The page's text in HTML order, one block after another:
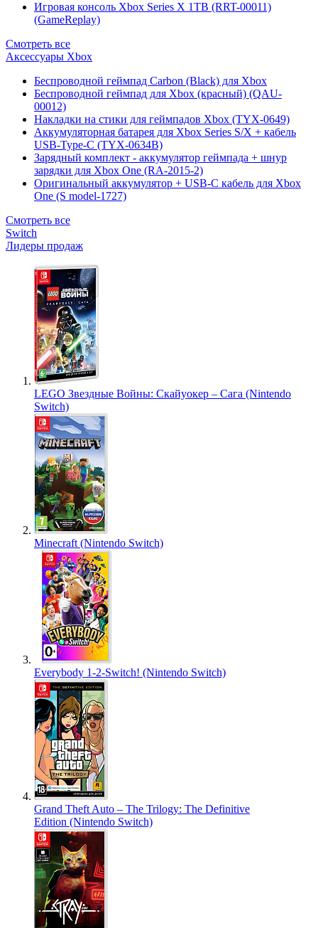
Игровая консоль Xbox Series X 1TB (RRT-00011)
(GameReplay)
Смотреть все
Аксессуары Xbox
Беспроводной геймпад Carbon (Black) для Xbox
Беспроводной геймпад для Xbox (красный) (QAU-
00012)
Накладки на стики для геймпадов Xbox (TYX-0649)
Аккумуляторная батарея для Xbox Series S/X + кабель
USB-Type-C (TYX-0634B)
Зарядный комплект - аккумулятор геймпада + шнур
зарядки для Xbox One (RA-2015-2)
Оригинальный аккумулятор + USB-C кабель для Xbox
One (S model-1727)
Смотреть все
Switch
Лидеры продаж
LEGO Звездные Войны: Скайуокер – Сага (Nintendo
Switch)
Minecraft (Nintendo Switch)
Everybody 1-2-Switch! (Nintendo Switch)
Grand Theft Auto – The Trilogy: The Definitive
Edition (Nintendo Switch)